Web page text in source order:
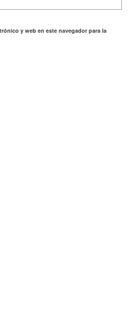
y web en este navegador para la